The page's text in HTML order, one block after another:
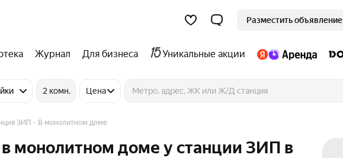
Разместить объявление
Журнал Для бизнеса Уникальные акции
2 комн. Цена
ЗИП В монолитном доме
монолитном доме у станции ЗИП в